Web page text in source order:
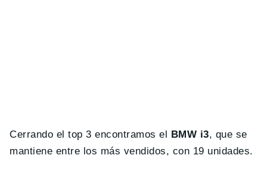
Cerrando el top 3 encontramos el BMW i3, que se
mantiene entre los más vendidos, con 19 unidades.